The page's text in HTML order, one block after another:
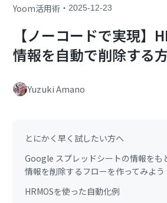
Yoom活用術 ・2025-12-23
【ノーコードで実現】
情報を自動で削除する
Yuzuki Amano
とにかく早く試したい方へ
Google スプレッドシートの情報をも
情報を削除するフローを作ってみよう
HRMOSを使った自動化例